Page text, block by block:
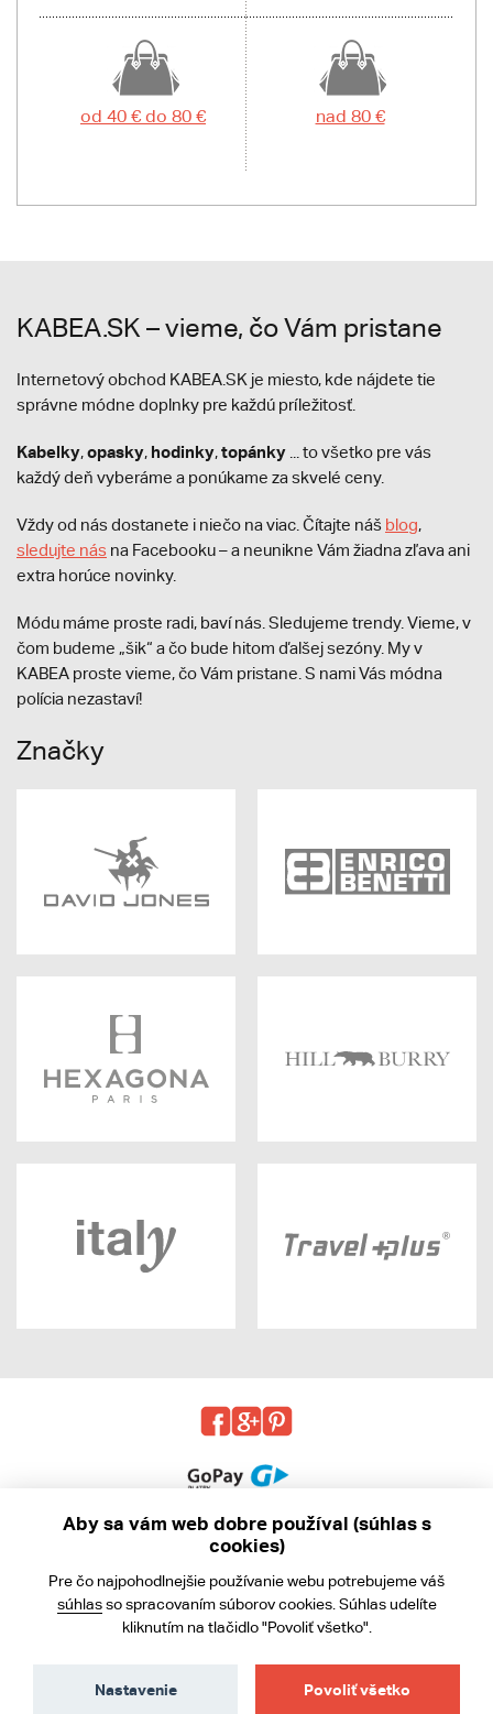
od 40 € do 80 € nad 80 €
KABEA.SK – vieme, čo Vám pristane
Internetový obchod KABEA.SK je miesto, kde nájdete tie
správne módne doplnky pre každú príležitosť.
Kabelky,opasky, hodinky,topánky ... to všetko pre vás
každý deň vyberáme a ponúkame za skvelé ceny.
Vždy od nás dostanete i niečo na viac. Čítajte náš blog,
sledujte nás na Facebooku – a neunikne Vám žiadna zľava ani
extra horúce novinky.
Módu máme proste radi, baví nás. Sledujeme trendy. Vieme, v
čom budeme „šik“ a čo bude hitom ďalšej sezóny. My v
KABEA proste vieme, čo Vám pristane. S nami Vás módna
polícia nezastaví!
Značky
Obchodné podmienky
Ochrana osobných údajov
Aby sa vám web dobre používal (súhlas s
cookies)
Pre čo najpohodlnejšie používanie webu potrebujeme váš
súhlasso spracovaním súborov cookies. Súhlas udelíte
kliknutím na tlačidlo "Povoliť všetko".
Povoliť všetko
Nastavenie